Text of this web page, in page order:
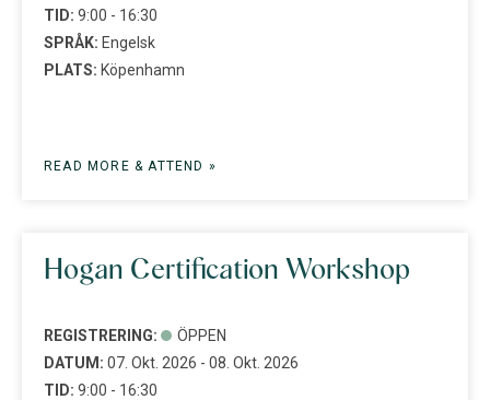
TID: 9:00 - 16:30
SPRÅK: Engelsk
PLATS: Köpenhamn
READ MORE & ATTEND »
Hogan Certification Workshop
REGISTRERING:
ÖPPEN
DATUM: 07. Okt. 2026 - 08. Okt. 2026
TID: 9:00 - 16:30